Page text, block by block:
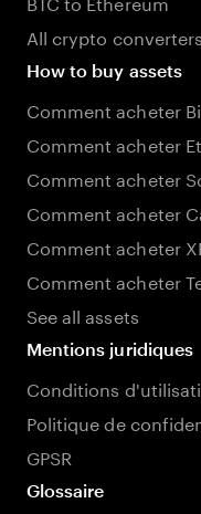
All crypto converters
How to buy assets
Comment acheter
Comment acheter
Comment acheter
Comment acheter
Comment acheter
Comment acheter
See all assets
Mentions juridiques
Conditions
Politique de
GPSR
Glossaire